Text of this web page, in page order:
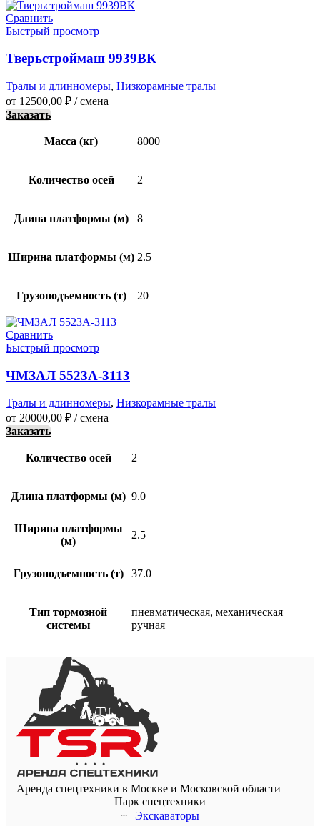
Сравнить
Быстрый просмотр
Тверьстроймаш 9939ВК
Тралы и длинномеры, Низкорамные тралы
от 12500,00 ₽ / смена
Заказать
Масса (кг) 8000
Количество осей 2
Длина платформы (м) 8
Ширина платформы (м) 2.5
Грузоподъемность (т) 20
Сравнить
Быстрый просмотр
ЧМЗАЛ 5523А-3113
Тралы и длинномеры, Низкорамные тралы
от 20000,00 ₽ / смена
Заказать
Количество осей 2
Длина платформы (м) 9.0
Ширина платформы
(м)
2.5
Грузоподъемность (т) 37.0
Тип тормозной
системы
пневматическая, механическая
ручная
Аренда спецтехники в Москве и Московской области
Парк спецтехники
Экскаваторы